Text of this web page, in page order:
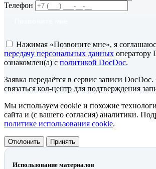
Телефон
Нажимая «Позвоните мне», я
передачу персональных данных оператору
ознакомлен(а) с политикой DocDoc.
Заявка передаётся в сервис записи
связаться кол-центр для подтверждения
Мы используем cookie и похожие
сайта и (с вашего согласия) аналитики.
политике использования cookie.
Отклонить Принять
Использование материалов